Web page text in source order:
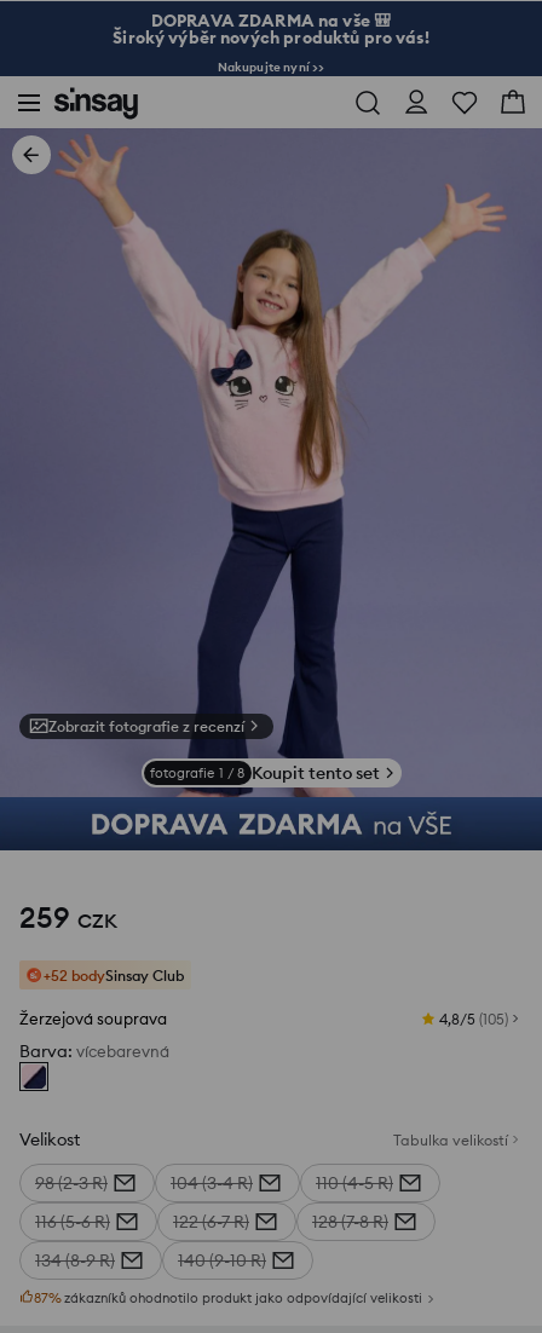
DOPRAVA ZDARMA na vše 🎒
Široký výběr nových produktů pro vás!
Nakupujte nyní >>
Zobrazit fotografie z recenzí
fotografie 1 / 8 Koupit tento set
259 CZK
+52 bodySinsay Club
Žerzejová souprava 4,8/5 (105)
Barva: vícebarevná
Velikost Tabulka velikostí
98 (2-3 R) 104 (3-4 R)
110 (4-5 R)
116 (5-6 R)
122 (6-7 R)
128 (7-8 R)
134 (8-9 R)
140 (9-10 R)
87%zákazníků ohodnotilo produkt jako odpovídající velikosti